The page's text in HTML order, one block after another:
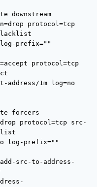
protocol=tcp
forcers
src-to-address-